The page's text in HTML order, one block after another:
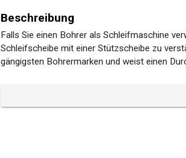
Beschreibung
Falls Sie einen Bohrer als Schleifmaschine
Schleifscheibe mit einer Stützscheibe zu
gängigsten Bohrermarken und weist einen